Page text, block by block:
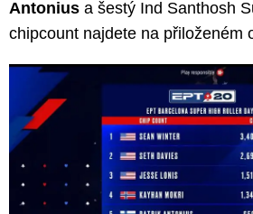
Antonius a šestý Ind Santhosh
chipcount najdete na přiloženém